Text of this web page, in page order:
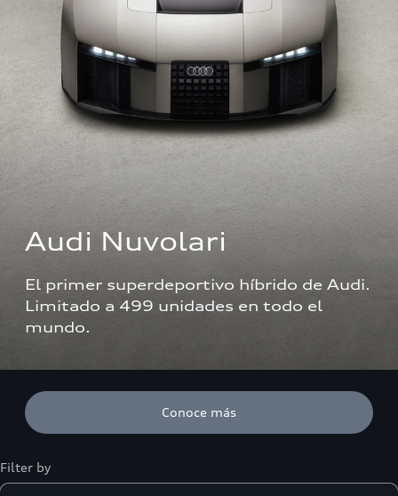
Audi Nuvolari
El primer superdeportivo híbrido de Audi.
Limitado a 499 unidades en todo el
mundo.
Conoce más
Filter by